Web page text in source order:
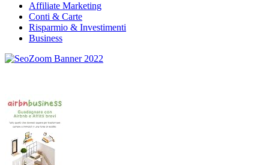
Affiliate Marketing
Conti & Carte
Risparmio & Investimenti
Business